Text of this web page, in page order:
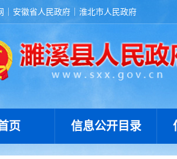
安徽省人民政府 淮北市人民政府
页 信息公开目录